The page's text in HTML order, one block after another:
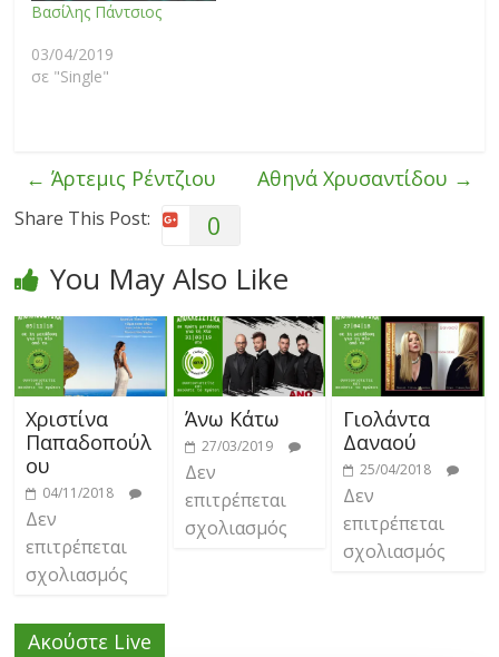
Βασίλης Πάντσιος
03/04/2019
σε "Single"
← Άρτεμις Ρέντζιου Αθηνά Χρυσαντίδου →
Share This Post: 0
You May Also Like
Χριστίνα
Παπαδοπούλ
ου
04/11/2018
Δεν
επιτρέπεται
σχολιασμός
Άνω Κάτω
27/03/2019
Δεν
επιτρέπεται
σχολιασμός
Γιολάντα
Δαναού
25/04/2018
Δεν
επιτρέπεται
σχολιασμός
Ακούστε Live